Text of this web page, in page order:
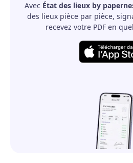
Avec État des lieux by
des lieux pièce par pièce,
recevez votre PDF en